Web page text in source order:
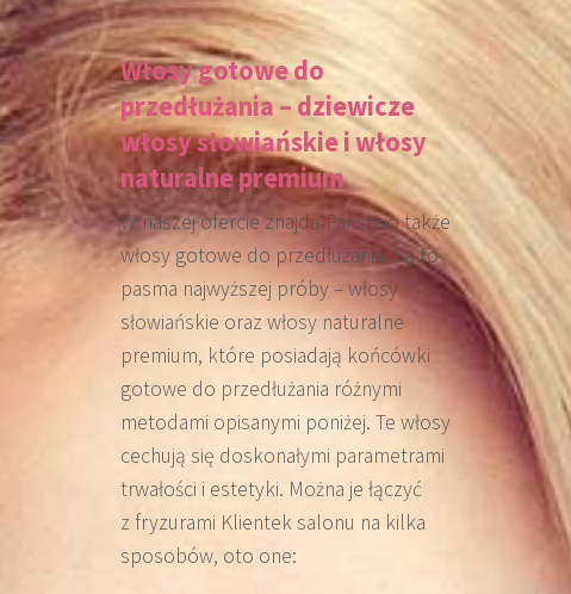
Włosy gotowe do
przedłużania – dziewicze
włosy słowiańskie i włosy
naturalne premium
W naszej ofercie znajdą Państwo także
włosy gotowe do przedłużania. Są to
pasma najwyższej próby – włosy
słowiańskie oraz włosy naturalne
premium, które posiadają końcówki
gotowe do przedłużania różnymi
metodami opisanymi poniżej. Te włosy
cechują się doskonałymi parametrami
trwałości i estetyki. Można je łączyć
z fryzurami Klientek salonu na kilka
sposobów, oto one: